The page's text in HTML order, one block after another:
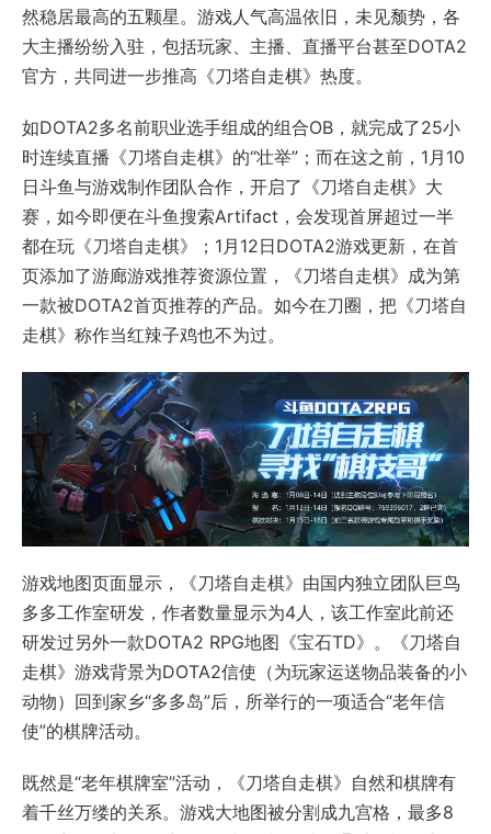
然稳居最高的五颗星。游戏人气高温依旧，未见颓势，各
大主播纷纷入驻，包括玩家、主播、直播平台甚至DOTA2
官方，共同进一步推高《刀塔自走棋》热度。
如DOTA2多名前职业选手组成的组合OB，就完成了25小
时连续直播《刀塔自走棋》的“壮举”；而在这之前，1月10
日斗鱼与游戏制作团队合作，开启了《刀塔自走棋》大
赛，如今即便在斗鱼搜索Artifact，会发现首屏超过一半
都在玩《刀塔自走棋》；1月12日DOTA2游戏更新，在首
页添加了游廊游戏推荐资源位置，《刀塔自走棋》成为第
一款被DOTA2首页推荐的产品。如今在刀圈，把《刀塔自
走棋》称作当红辣子鸡也不为过。
游戏地图页面显示，《刀塔自走棋》由国内独立团队巨鸟
多多工作室研发，作者数量显示为4人，该工作室此前还
研发过另外一款DOTA2 RPG地图《宝石TD》。《刀塔自
走棋》游戏背景为DOTA2信使（为玩家运送物品装备的小
动物）回到家乡“多多岛”后，所举行的一项适合“老年信
使”的棋牌活动。
既然是“老年棋牌室”活动，《刀塔自走棋》自然和棋牌有
着千丝万缕的关系。游戏大地图被分割成九宫格，最多8